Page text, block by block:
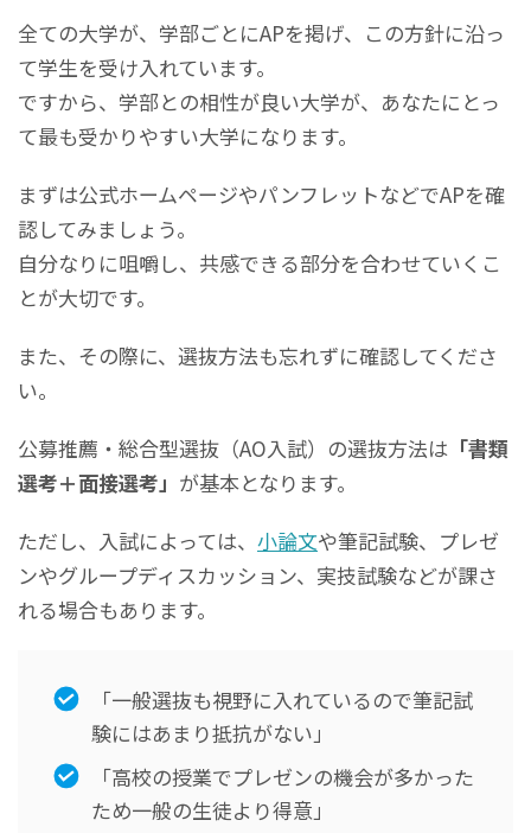
全ての大学が、学部ごとにAPを掲げ、この方針に沿っ
て学生を受け入れています。
ですから、学部との相性が良い大学が、あなたにとっ
て最も受かりやすい大学になります。
まずは公式ホームページやパンフレットなどでAPを確
認してみましょう。
自分なりに咀嚼し、共感できる部分を合わせていくこ
とが大切です。
また、その際に、選抜方法も忘れずに確認してくださ
い。
公募推薦・総合型選抜（AO入試）の選抜方法は 「書類
選考＋面接選考」 が基本となります。
ただし、入試によっては、 小論文や筆記試験、プレゼ
ンやグループディスカッション、実技試験などが課さ
れる場合もあります。
「一般選抜も視野に入れているので筆記試
験にはあまり抵抗がない」
「高校の授業でプレゼンの機会が多かった
ため一般の生徒より得意」